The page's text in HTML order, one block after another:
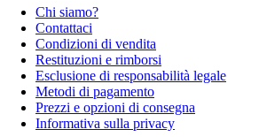
Chi siamo?
Contattaci
Condizioni di vendita
Restituzioni e rimborsi
Esclusione di responsabilità legale
Metodi di pagamento
Prezzi e opzioni di consegna
Informativa sulla privacy